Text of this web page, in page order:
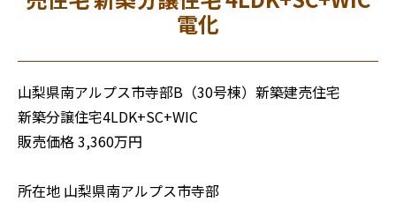
電化
山梨県南アルプス市寺部B（30号棟）新築建売住宅
新築分譲住宅4LDK+SC+WIC
販売価格 3,360万円
所在地 山梨県南アルプス市寺部